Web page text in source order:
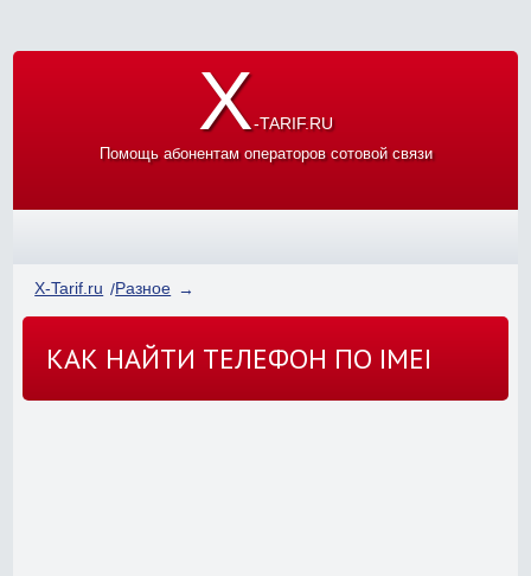
X-TARIF.RU
Помощь абонентам операторов сотовой связи
X-Tarif.ru Разное
КАК НАЙТИ ТЕЛЕФОН ПО IMEI